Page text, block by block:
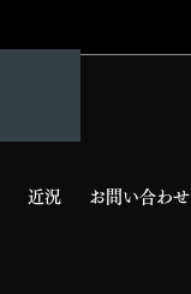
石垣と階段
近況 お問い合わせ